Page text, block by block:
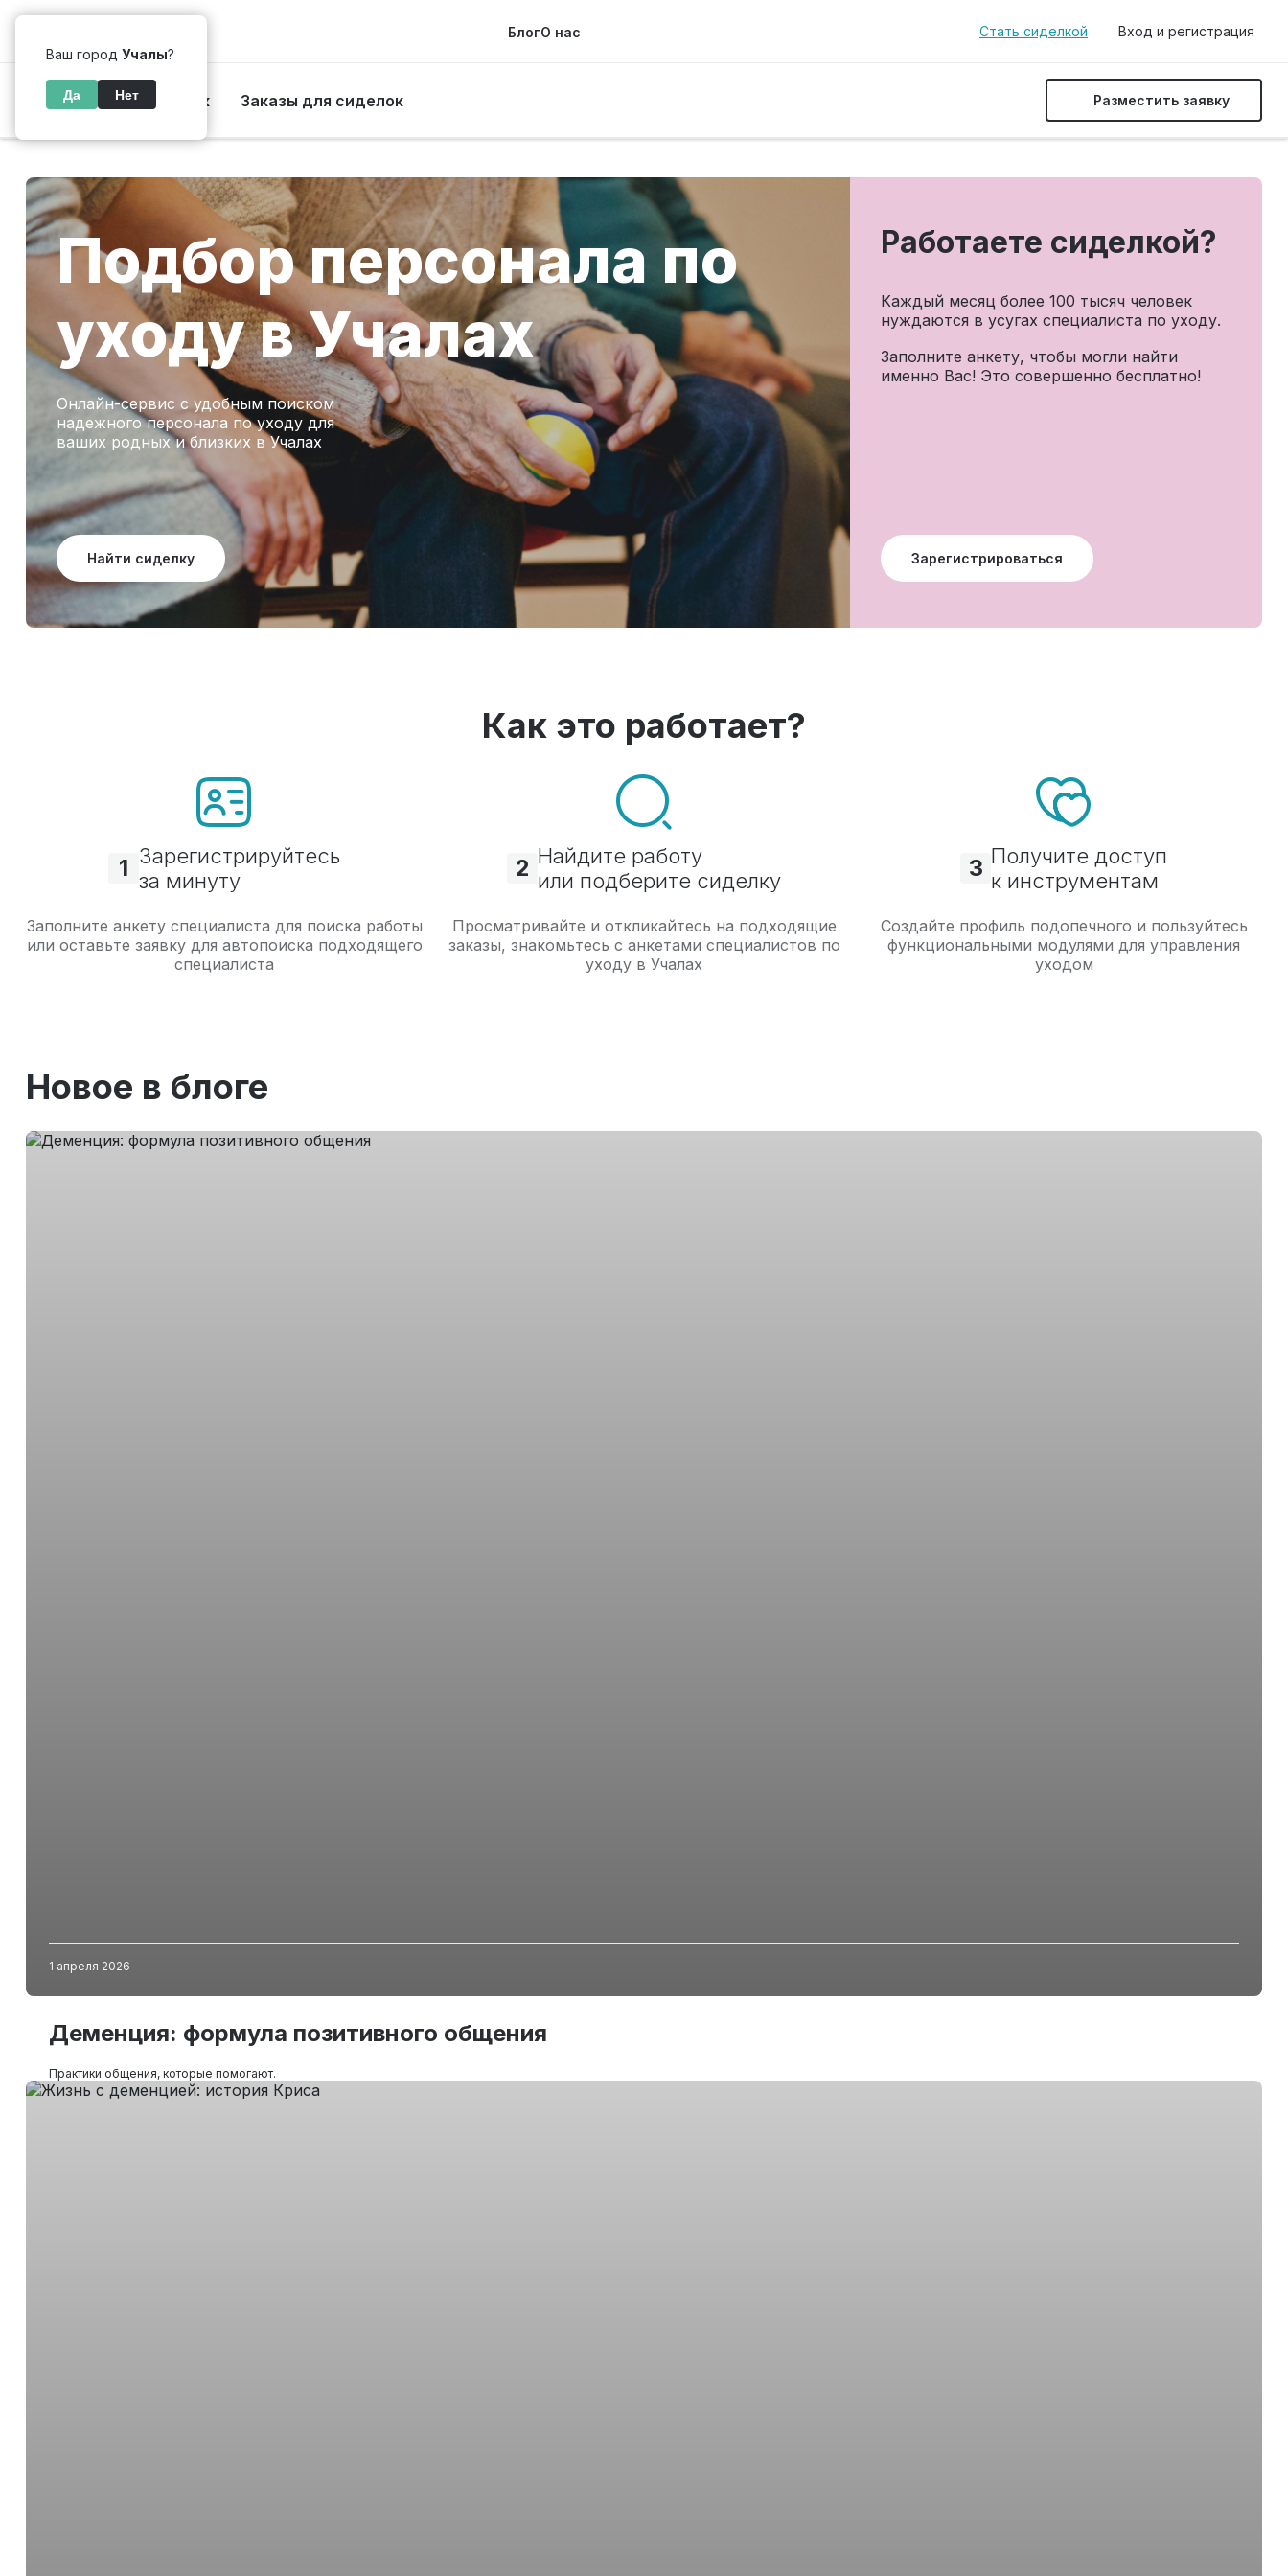
Ваш город Учалы?
Да Нет
БлогО нас Стать сиделкой Вход и регистрация
Каталог сиделок Заказы для сиделок Разместить заявку
Подбор персонала по
уходу в Учалах
Онлайн-сервис с удобным поиском
надежного персонала по уходу для
ваших родных и близких в Учалах
Найти сиделку
Работаете сиделкой?
Каждый месяц более 100 тысяч человек
нуждаются в усугах специалиста по уходу.
Заполните анкету, чтобы могли найти
именно Вас! Это совершенно бесплатно!
Зарегистрироваться
Как это работает?
1 Зарегистрируйтесь
за минуту
Заполните анкету специалиста для поиска работы
или оставьте заявку для автопоиска подходящего
специалиста
2 Найдите работу
или подберите сиделку
Просматривайте и откликайтесь на подходящие
заказы, знакомьтесь с анкетами специалистов по
уходу в Учалах
3 Получите доступ
к инструментам
Создайте профиль подопечного и пользуйтесь
функциональными модулями для управления
уходом
Новое в блоге
1 апреля 2026
Деменция: формула позитивного общения
Практики общения, которые помогают.